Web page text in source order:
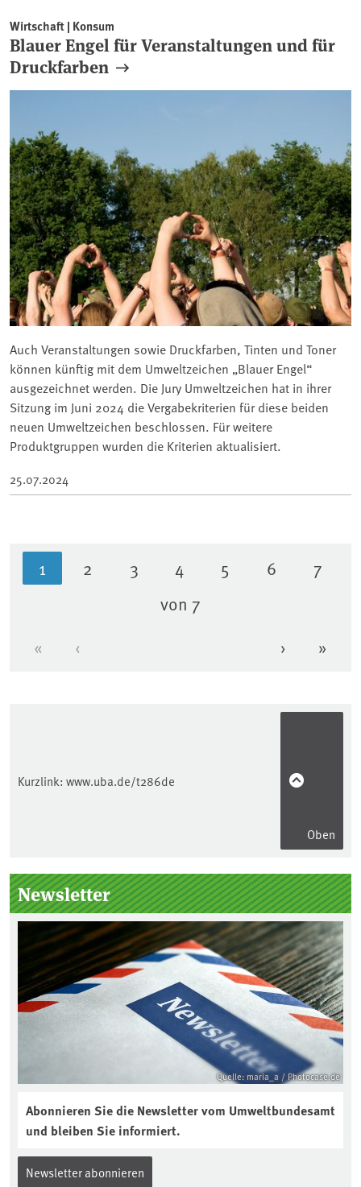
Wirtschaft | Konsum
Blauer Engel für Veranstaltungen und für
Druckfarben
Auch Veranstaltungen sowie Druckfarben, Tinten und Toner
können künftig mit dem Umweltzeichen „Blauer Engel“
ausgezeichnet werden. Die Jury Umweltzeichen hat in ihrer
Sitzung im Juni 2024 die Vergabekriterien für diese beiden
neuen Umweltzeichen beschlossen. Für weitere
Produktgruppen wurden die Kriterien aktualisiert.
25.07.2024
Erste Seite
« Vorherige Seite
‹
Aktuelle Seite
1 Seite
2 Seite
3 Seite
4 Seite
5 Seite
6 Seite
7
von 7
Nächste
› »
Kurzlink: www.uba.de/t286de
Oben
Seitenleiste
Newsletter
Quelle: maria_a / Photocase.de
Abonnieren Sie die Newsletter vom Umweltbundesamt
und bleiben Sie informiert.
Newsletter abonnieren